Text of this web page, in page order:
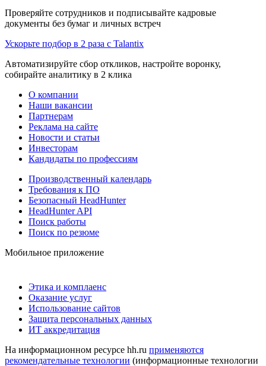
Проверяйте сотрудников и подписывайте кадровые
документы без бумаг и личных встреч
Ускорьте подбор в 2 раза с Talantix
Автоматизируйте сбор откликов, настройте воронку,
собирайте аналитику в 2 клика
О компании
Наши вакансии
Партнерам
Реклама на сайте
Новости и статьи
Инвесторам
Кандидаты по профессиям
Производственный календарь
Требования к ПО
Безопасный HeadHunter
HeadHunter API
Поиск работы
Поиск по резюме
Мобильное приложение
Этика и комплаенс
Оказание услуг
Использование сайтов
Защита персональных данных
ИТ аккредитация
На информационном ресурсе hh.ru применяются
рекомендательные технологии (информационные технологии